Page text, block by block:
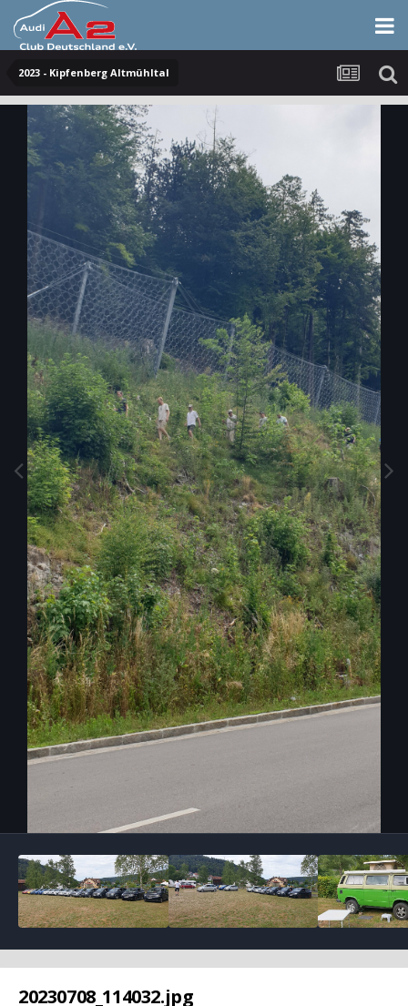
2023 - Kipfenberg Altmühltal
20230708_114032.jpg